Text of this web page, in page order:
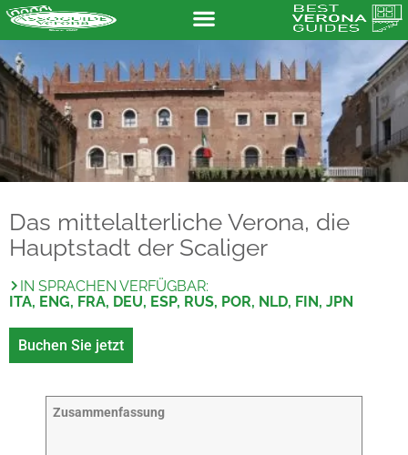
Das mittelalterliche Verona, die
Hauptstadt der Scaliger
IN SPRACHEN VERFÜGBAR:
ITA, ENG, FRA, DEU, ESP, RUS, POR, NLD, FIN, JPN
Buchen Sie jetzt
Zusammenfassung